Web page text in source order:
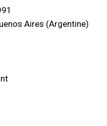
Aires (Argentine)